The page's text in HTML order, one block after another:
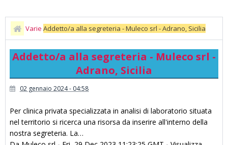
Varie Addetto/a alla segreteria - Muleco srl - Adrano, Sicilia
Addetto/a alla segreteria - Muleco srl -
Adrano, Sicilia
02 gennaio 2024 - 04:58
Per clinica privata specializzata in analisi di laboratorio situata
nel territorio si ricerca una risorsa da inserire all'interno della
nostra segreteria. La…